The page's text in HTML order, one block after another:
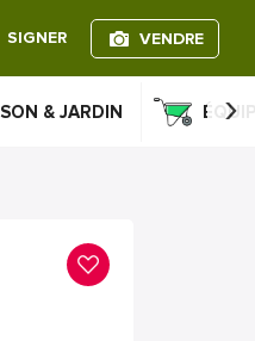
SIGNER VENDRE
& JARDIN ›